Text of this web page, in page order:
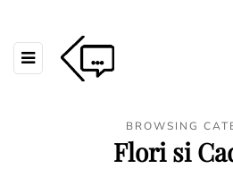
BROWSING
Flori si